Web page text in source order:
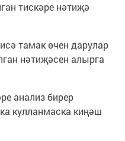
тискәре нәтиҗә
тамак өчен дарулар
нәтиҗәсен алырга
анализ бирер
кулланмаска киңәш